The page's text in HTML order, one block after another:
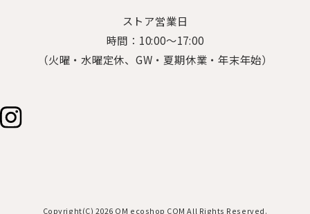
ストア営業日
時間：10:00～17:00
（火曜・水曜定休、GW・夏期休業・年末年始）
Copyright(C) 2026 OM ecoshop COM All Rights Reserved.